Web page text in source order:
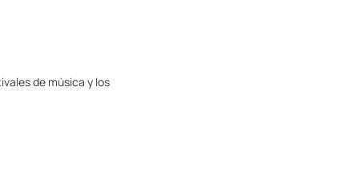
de música y los